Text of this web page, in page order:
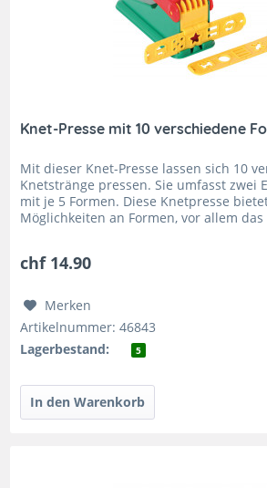
Knet-Presse mit 10 verschiedene
Mit dieser Knet-Presse lassen sich 10
Knetstränge pressen. Sie umfasst zwei
mit je 5 Formen. Diese Knetpresse
Möglichkeiten an Formen, vor allem das
chf 14.90
Merken
Artikelnummer: 46843
Lagerbestand:
5